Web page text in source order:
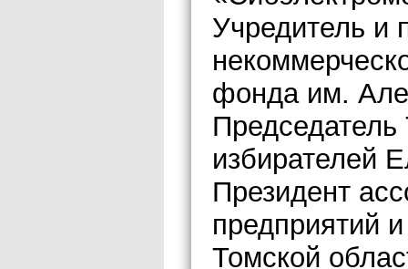
Учредитель и
фонда им.
Председатель
избирателей
Президент
предприятий
Томской